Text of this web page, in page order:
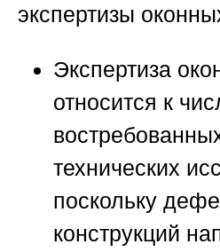
экспертизы
Экспертиза
относится к
технических
поскольку
конструкций